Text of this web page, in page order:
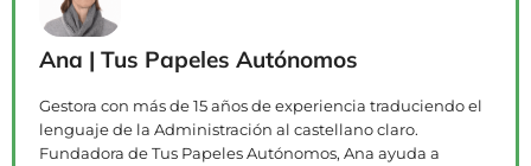
Ana | Tus Papeles Autónomos
Gestora con más de 15 años de experiencia traduciendo el
lenguaje de la Administración al castellano claro.
Fundadora de Tus Papeles Autónomos, Ana ayuda a